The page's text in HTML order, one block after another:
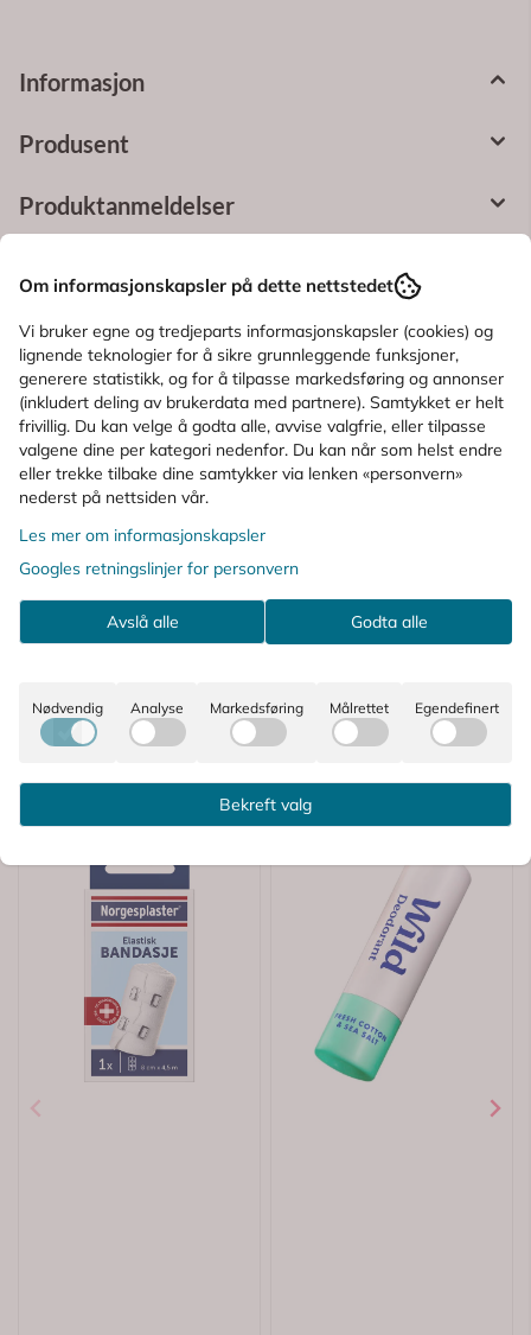
Informasjon
Produsent
Produktanmeldelser
Bruksområde
Ingredienser
KUNDER SOM SÅ PÅ DETTE SÅ OGSÅ
PÅ
Om informasjonskapsler på dette nettstedet
Vi bruker egne og tredjeparts informasjonskapsler (cookies) og
lignende teknologier for å sikre grunnleggende funksjoner,
generere statistikk, og for å tilpasse markedsføring og annonser
(inkludert deling av brukerdata med partnere). Samtykket er helt
frivillig. Du kan velge å godta alle, avvise valgfrie, eller tilpasse
valgene dine per kategori nedenfor. Du kan når som helst endre
eller trekke tilbake dine samtykker via lenken «personvern»
nederst på nettsiden vår.
Les mer om informasjonskapsler
Googles retningslinjer for personvern
Avslå alle Godta alle
Nødvendig Analyse Markedsføring Målrettet Egendefinert
Bekreft valg